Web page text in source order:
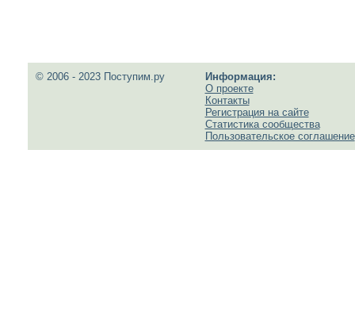
© 2006 - 2023 Поступим.ру
Информация:
О проекте
Контакты
Регистрация на сайте
Статистика сообщества
Пользовательское соглашение